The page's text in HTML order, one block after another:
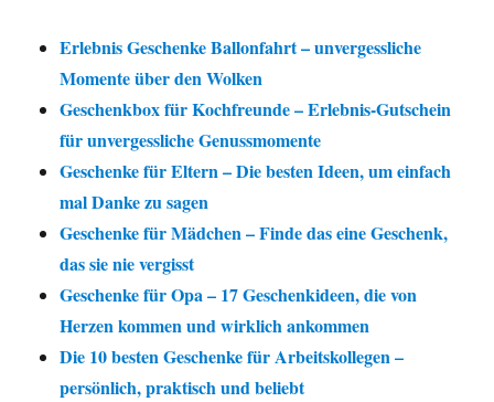
Erlebnis Geschenke Ballonfahrt – unvergessliche
Momente über den Wolken
Geschenkbox für Kochfreunde – Erlebnis-Gutschein
für unvergessliche Genussmomente
Geschenke für Eltern – Die besten Ideen, um einfach
mal Danke zu sagen
Geschenke für Mädchen – Finde das eine Geschenk,
das sie nie vergisst
Geschenke für Opa – 17 Geschenkideen, die von
Herzen kommen und wirklich ankommen
Die 10 besten Geschenke für Arbeitskollegen –
persönlich, praktisch und beliebt